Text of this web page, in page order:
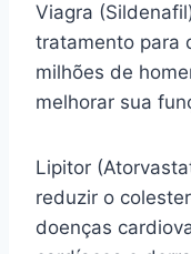
Viagra
tratamento para
milhões de
melhorar sua
Lipitor
reduzir o
doenças